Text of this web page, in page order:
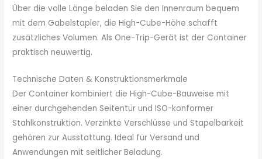
Über die volle Länge beladen Sie den Innenraum bequem
mit dem Gabelstapler, die High-Cube-Höhe schafft
zusätzliches Volumen. Als One-Trip-Gerät ist der Container
praktisch neuwertig.
Technische Daten & Konstruktionsmerkmale
Der Container kombiniert die High-Cube-Bauweise mit
einer durchgehenden Seitentür und ISO-konformer
Stahlkonstruktion. Verzinkte Verschlüsse und Stapelbarkeit
gehören zur Ausstattung. Ideal für Versand und
Anwendungen mit seitlicher Beladung.